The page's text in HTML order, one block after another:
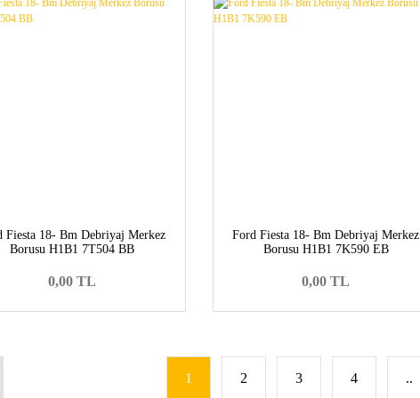
Fiesta 18- Bm Debriyaj Merkez
Borusu H1B1 7T504 BB
0,00 TL
Ford Fiesta 18- Bm Debriyaj Merkez
Borusu H1B1 7K590 EB
0,00 TL
1 2 3 4 ..